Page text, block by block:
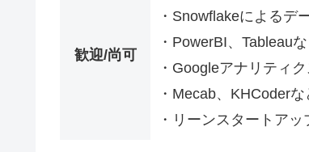
歓迎/尚可
・Snowflakeによるデ
・PowerBI、Tableau
・Googleアナリティ
・Mecab、KHCoder
・リーンスタートア